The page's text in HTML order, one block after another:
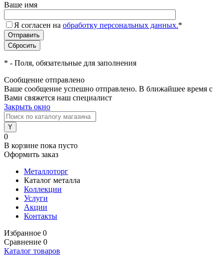
Ваше имя
Я согласен на обработку персональных данных.*
* - Поля, обязательные для заполнения
Сообщение отправлено
Ваше сообщение успешно отправлено. В ближайшее время с
Вами свяжется наш специалист
Закрыть окно
0
В корзине пока пусто
Оформить заказ
Металлоторг
Каталог металла
Коллекции
Услуги
Акции
Контакты
Избранное 0
Сравнение 0
Каталог товаров